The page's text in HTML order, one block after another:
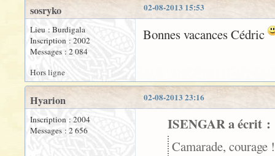
02-08-2013 15:53
sosryko
Lieu : Burdigala
Inscription : 2002
Messages : 2 084
Bonnes vacances Cédric
Hors ligne
02-08-2013 23:16
Hyarion
Inscription : 2004
Messages : 2 656
ISENGAR a écrit :
Camarade, courage